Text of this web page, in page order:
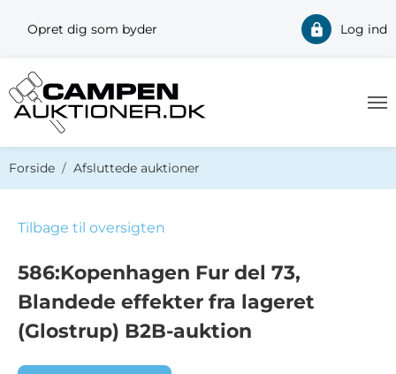
Opret dig som byder Log ind
Forside Afsluttede auktioner
Tilbage til oversigten
586:Kopenhagen Fur del 73,
Blandede effekter fra lageret
(Glostrup) B2B-auktion